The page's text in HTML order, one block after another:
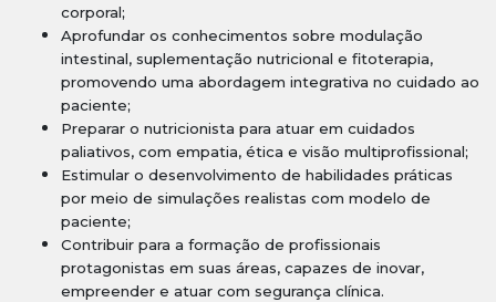
corporal;
Aprofundar os conhecimentos sobre modulação
intestinal, suplementação nutricional e fitoterapia,
promovendo uma abordagem integrativa no cuidado ao
paciente;
Preparar o nutricionista para atuar em cuidados
paliativos, com empatia, ética e visão multiprofissional;
Estimular o desenvolvimento de habilidades práticas
por meio de simulações realistas com modelo de
paciente;
Contribuir para a formação de profissionais
protagonistas em suas áreas, capazes de inovar,
empreender e atuar com segurança clínica.